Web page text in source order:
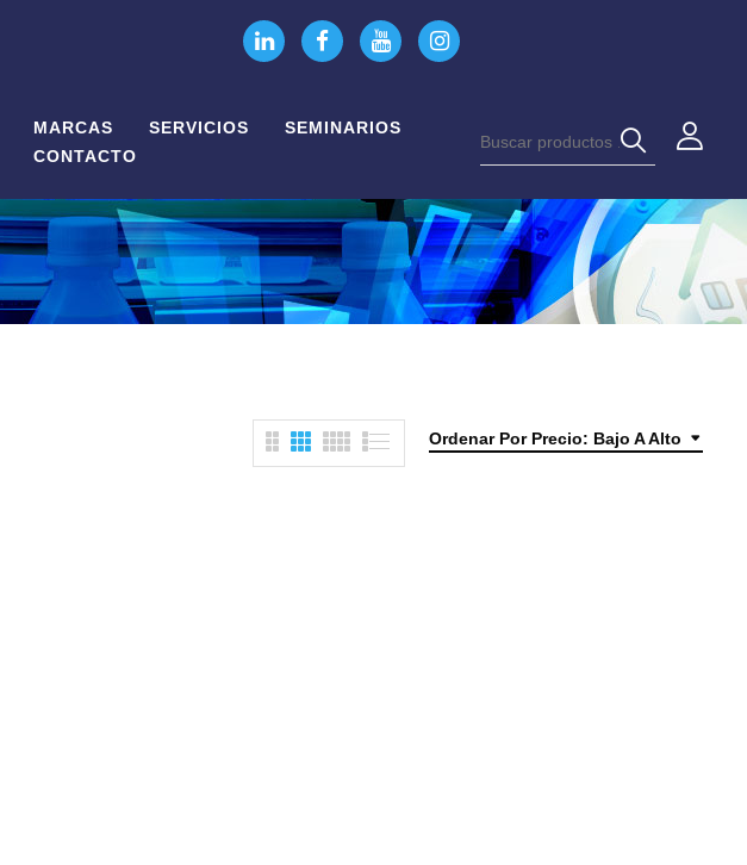
MARCAS SERVICIOS
SEMINARIOS
CONTACTO
Ordenar Por Precio: Bajo A Alto